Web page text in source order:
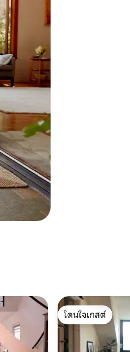
โดนใจเกสต์
โดนใจเกสต์